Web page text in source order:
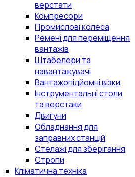
верстати
Компресори
Промислові колеса
Ремені для переміщення
вантажів
Штабелери та
навантажувачі
Вантажопідйомні візки
Інструментальні столи
та верстаки
Двигуни
Обладнання для
заправних станцій
Стелажі для зберігання
Стропи
Кліматична техніка